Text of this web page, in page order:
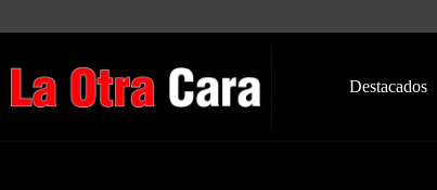
Destacados